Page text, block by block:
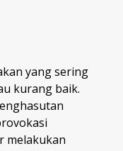
yang sering
kurang baik.
melakukan